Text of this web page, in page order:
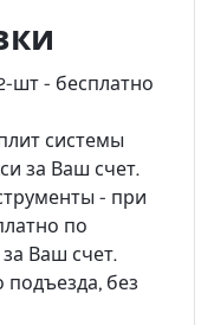
шт - бесплатно
системы
за Ваш счет.
- при
по
Ваш счет.
без